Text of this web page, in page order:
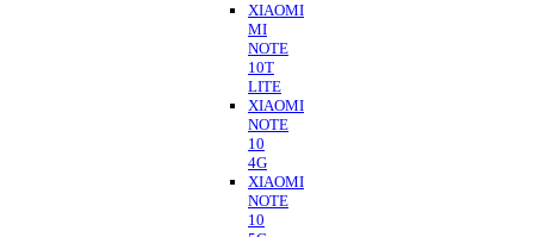
XIAOMI
MI
NOTE
10T
LITE
XIAOMI
NOTE
10
4G
XIAOMI
NOTE
10